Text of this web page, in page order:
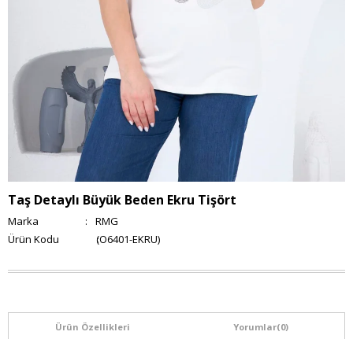
Taş Detaylı Büyük Beden Ekru Tişört
Marka :
RMG
(O6401-EKRU)
Ürün Özellikleri Yorumlar(0)